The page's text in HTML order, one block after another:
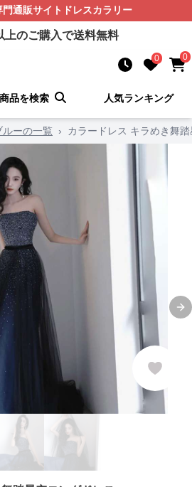
門通販サイト ドレスカラリー
上のご購入で送料無料
0 0
商品を検索 人気ランキング
ルーの一覧 › カラードレス キラめき舞